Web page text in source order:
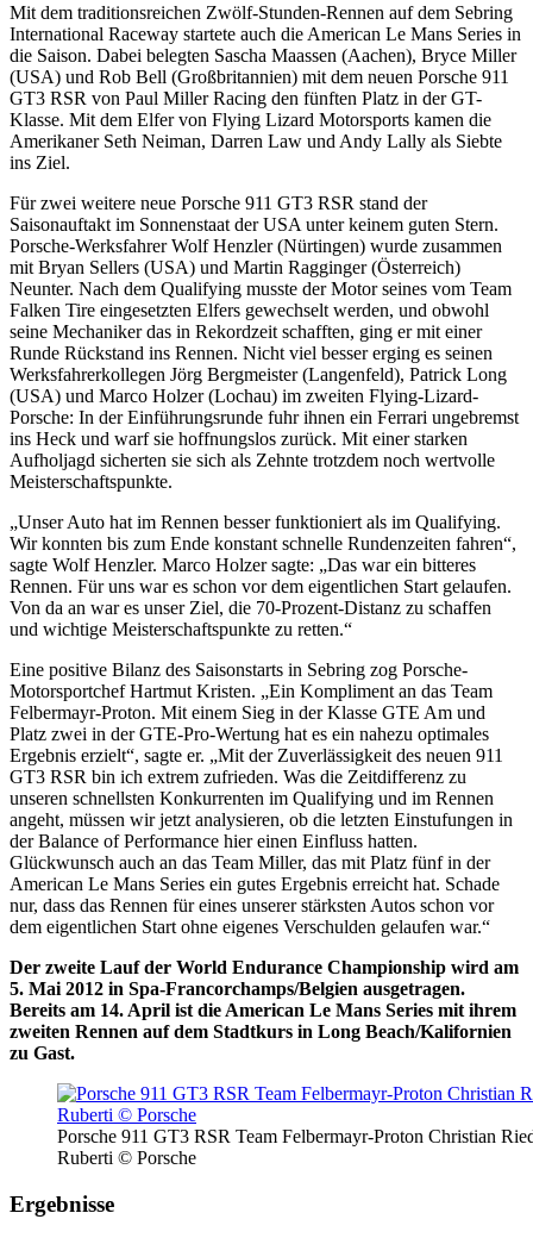
Mit dem traditionsreichen Zwölf-Stunden-Rennen auf dem Sebring
International Raceway startete auch die American Le Mans Series in
die Saison. Dabei belegten Sascha Maassen (Aachen), Bryce Miller
(USA) und Rob Bell (Großbritannien) mit dem neuen Porsche 911
GT3 RSR von Paul Miller Racing den fünften Platz in der GT-
Klasse. Mit dem Elfer von Flying Lizard Motorsports kamen die
Amerikaner Seth Neiman, Darren Law und Andy Lally als Siebte
ins Ziel.
Für zwei weitere neue Porsche 911 GT3 RSR stand der
Saisonauftakt im Sonnenstaat der USA unter keinem guten Stern.
Porsche-Werksfahrer Wolf Henzler (Nürtingen) wurde zusammen
mit Bryan Sellers (USA) und Martin Ragginger (Österreich)
Neunter. Nach dem Qualifying musste der Motor seines vom Team
Falken Tire eingesetzten Elfers gewechselt werden, und obwohl
seine Mechaniker das in Rekordzeit schafften, ging er mit einer
Runde Rückstand ins Rennen. Nicht viel besser erging es seinen
Werksfahrerkollegen Jörg Bergmeister (Langenfeld), Patrick Long
(USA) und Marco Holzer (Lochau) im zweiten Flying-Lizard-
Porsche: In der Einführungsrunde fuhr ihnen ein Ferrari ungebremst
ins Heck und warf sie hoffnungslos zurück. Mit einer starken
Aufholjagd sicherten sie sich als Zehnte trotzdem noch wertvolle
Meisterschaftspunkte.
„Unser Auto hat im Rennen besser funktioniert als im Qualifying.
Wir konnten bis zum Ende konstant schnelle Rundenzeiten fahren“,
sagte Wolf Henzler. Marco Holzer sagte: „Das war ein bitteres
Rennen. Für uns war es schon vor dem eigentlichen Start gelaufen.
Von da an war es unser Ziel, die 70-Prozent-Distanz zu schaffen
und wichtige Meisterschaftspunkte zu retten.“
Eine positive Bilanz des Saisonstarts in Sebring zog Porsche-
Motorsportchef Hartmut Kristen. „Ein Kompliment an das Team
Felbermayr-Proton. Mit einem Sieg in der Klasse GTE Am und
Platz zwei in der GTE-Pro-Wertung hat es ein nahezu optimales
Ergebnis erzielt“, sagte er. „Mit der Zuverlässigkeit des neuen 911
GT3 RSR bin ich extrem zufrieden. Was die Zeitdifferenz zu
unseren schnellsten Konkurrenten im Qualifying und im Rennen
angeht, müssen wir jetzt analysieren, ob die letzten Einstufungen in
der Balance of Performance hier einen Einfluss hatten.
Glückwunsch auch an das Team Miller, das mit Platz fünf in der
American Le Mans Series ein gutes Ergebnis erreicht hat. Schade
nur, dass das Rennen für eines unserer stärksten Autos schon vor
dem eigentlichen Start ohne eigenes Verschulden gelaufen war.“
Der zweite Lauf der World Endurance Championship wird am
5. Mai 2012 in Spa-Francorchamps/Belgien ausgetragen.
Bereits am 14. April ist die American Le Mans Series mit ihrem
zweiten Rennen auf dem Stadtkurs in Long Beach/Kalifornien
zu Gast.
Porsche 911 GT3 RSR Team Felbermayr-Proton Christian
Ruberti © Porsche
Ergebnisse